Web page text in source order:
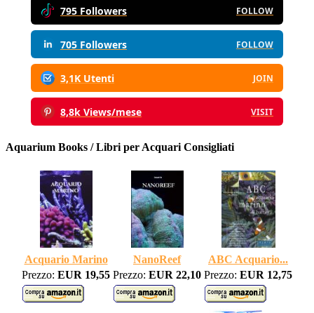
795 Followers FOLLOW
705 Followers FOLLOW
3,1K Utenti JOIN
8,8k Views/mese VISIT
Aquarium Books / Libri per Acquari Consigliati
Acquario Marino NanoReef
ABC Acquario...
Prezzo: EUR 19,55 Prezzo: EUR 22,10 Prezzo: EUR 12,75